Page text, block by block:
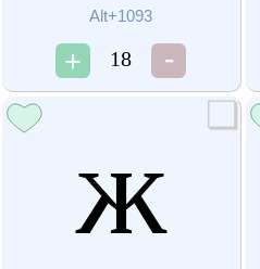
Alt+1093
18
ж